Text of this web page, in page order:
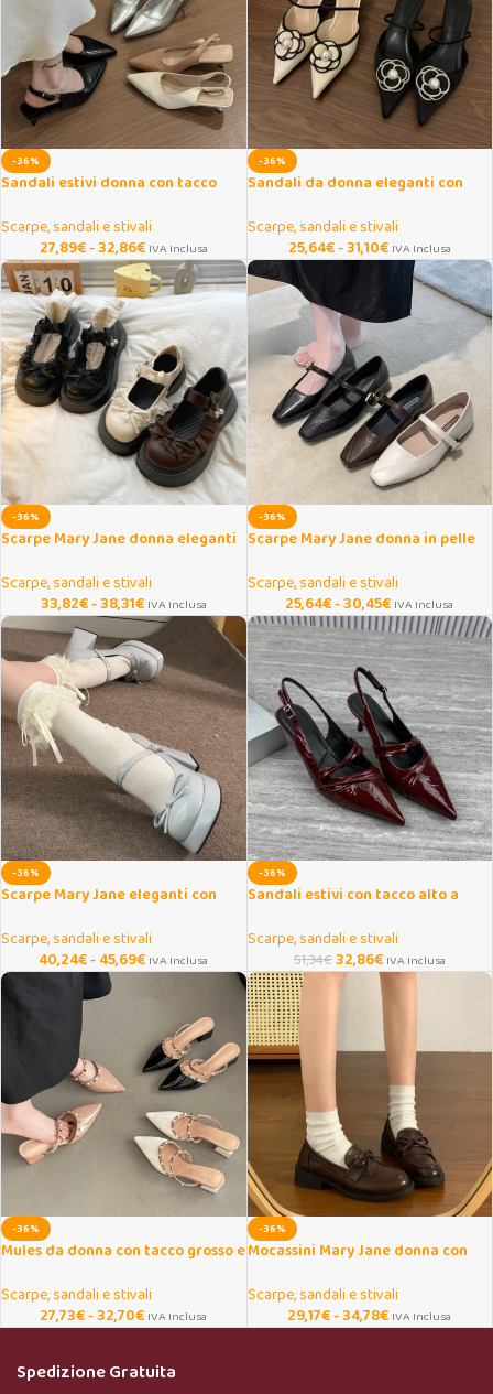
-36%
Sandali estivi donna con tacco
Scarpe, sandali e stivali
27,89€-32,86€ IVA Inclusa
-36%
Sandali da donna eleganti con
Scarpe, sandali e stivali
25,64€-31,10€ IVA Inclusa
-36%
Scarpe Mary Jane donna eleganti
Scarpe, sandali e stivali
33,82€-38,31€ IVA Inclusa
-36%
Scarpe Mary Jane donna in pelle
Scarpe, sandali e stivali
25,64€-30,45€ IVA Inclusa
-36%
Scarpe Mary Jane eleganti con
Scarpe, sandali e stivali
40,24€-45,69€ IVA Inclusa
-36%
Sandali estivi con tacco alto a
Scarpe, sandali e stivali
51,34€32,86€ IVA Inclusa
-36%
Mules da donna con tacco grosso e
Scarpe, sandali e stivali
27,73€-32,70€ IVA Inclusa
-36%
Mocassini Mary Jane donna con
Scarpe, sandali e stivali
29,17€-34,78€ IVA Inclusa
Spedizione Gratuita